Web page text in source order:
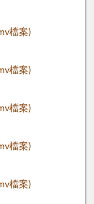
檔案)
檔案)
檔案)
檔案)
檔案)